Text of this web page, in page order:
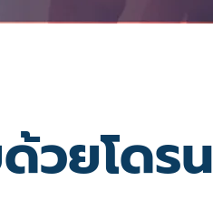
วยโดรน